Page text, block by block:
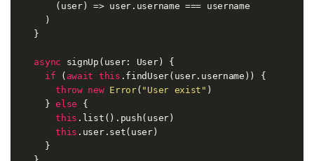
( user) => user.username === username
async signUp(user: User) {
if ( await this .findUser(user.username)) {
throw new Error( "User exist" )
    }
else {
this .list().push(user)
this .user.set(user)